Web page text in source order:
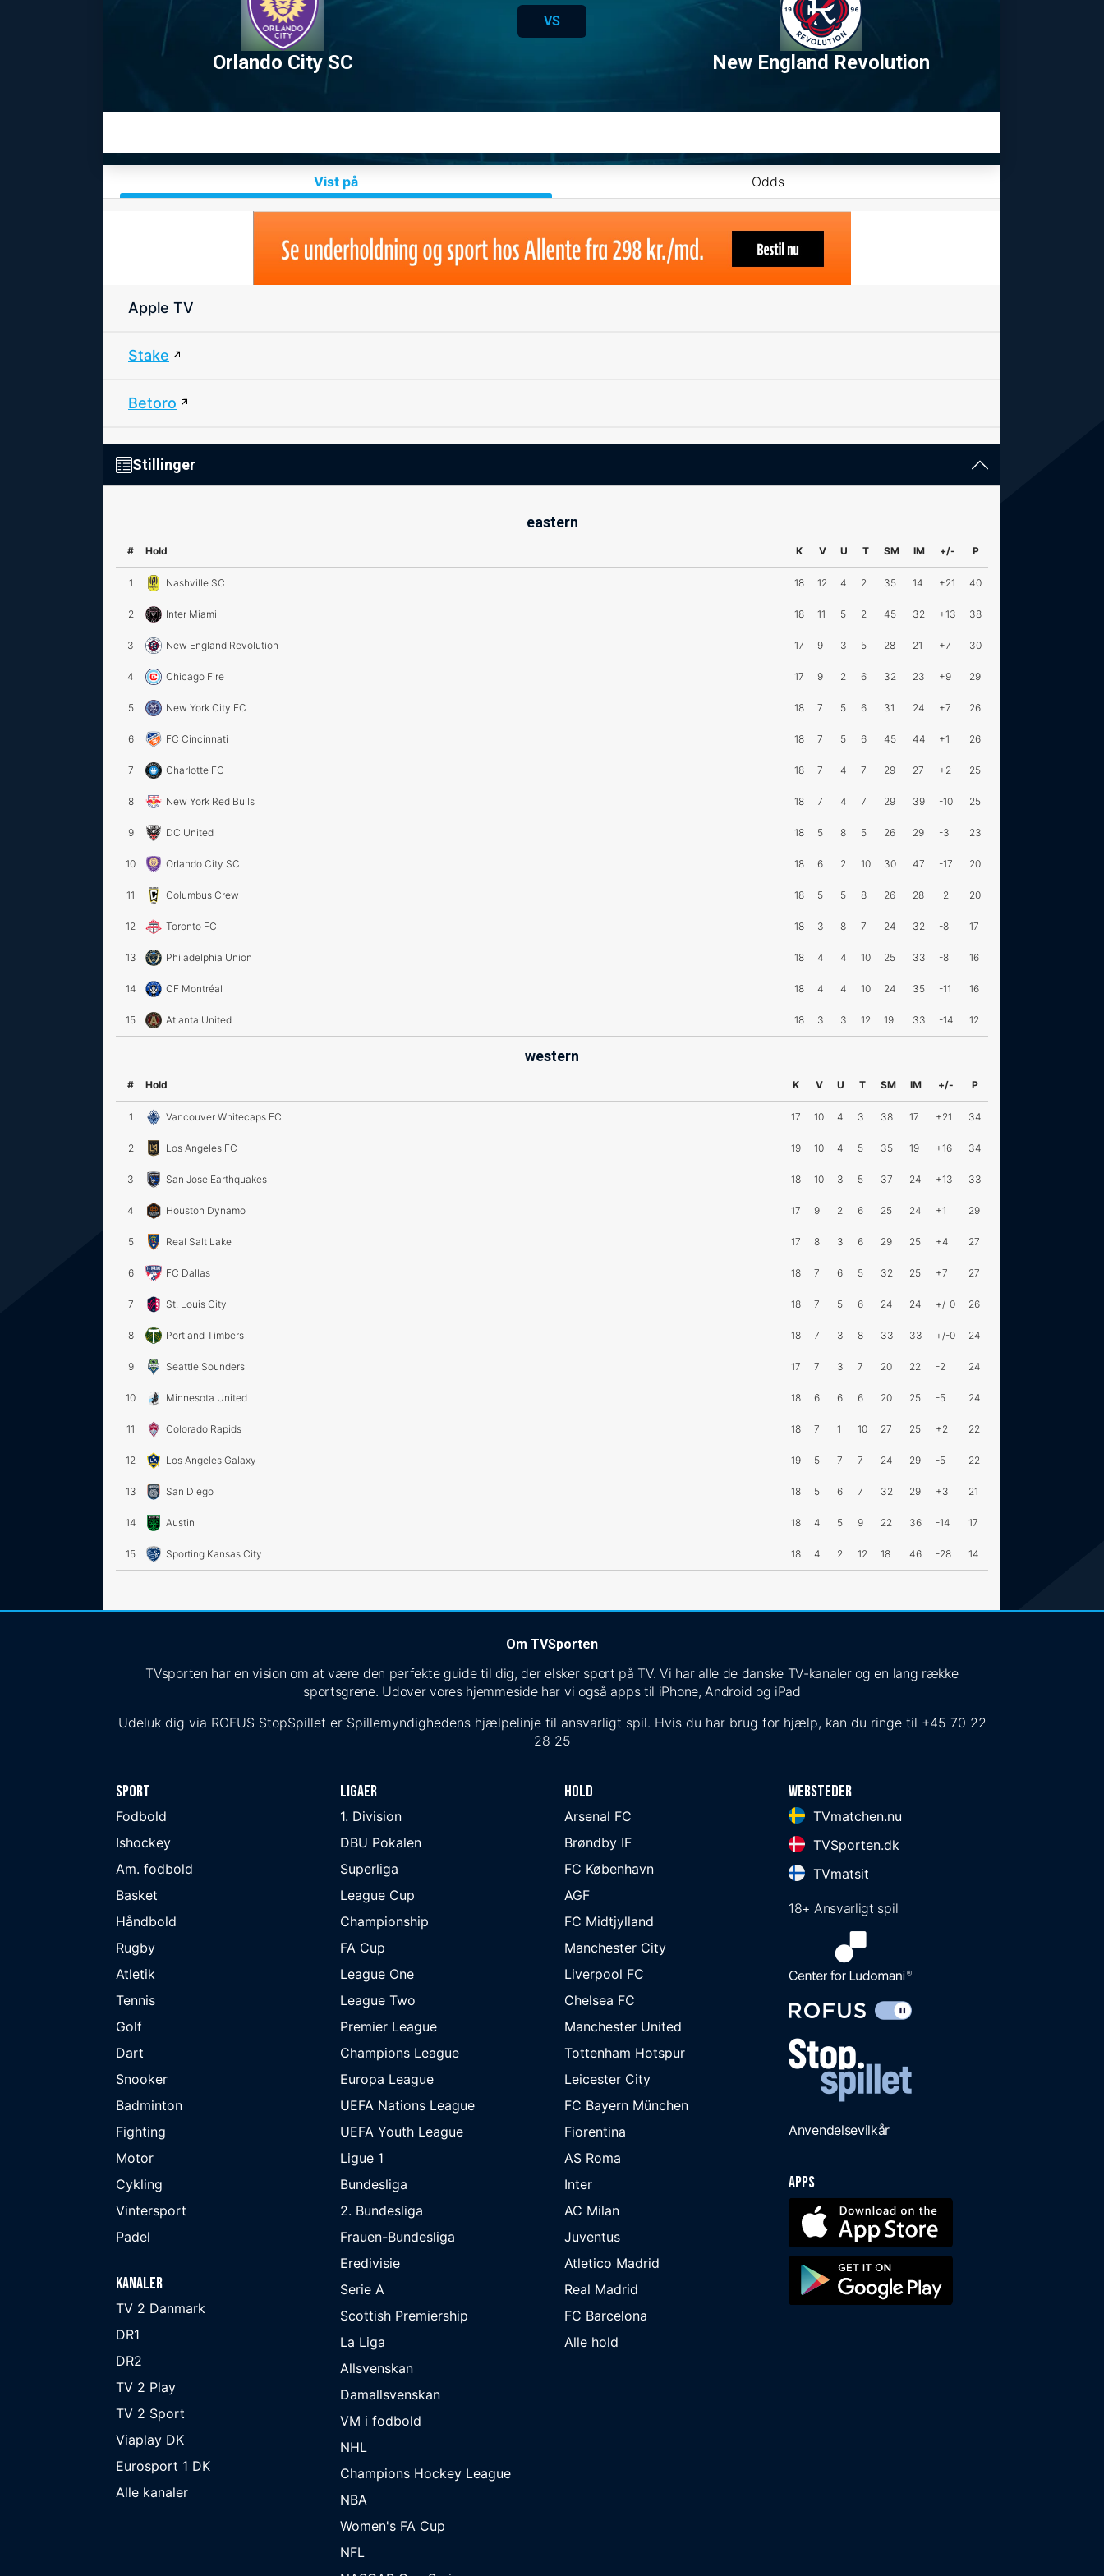
Orlando City SC
VS
New England Revolution
Vist på Odds
Apple TV
Stake
Betoro
Stillinger
eastern
# Hold K V U T SM IM +/- P
1 Nashville SC 18 12 4 2 35 14 +21 40
2 Inter Miami 18 11 5 2 45 32 +13 38
3 New England Revolution 17 9 3 5 28 21 +7 30
4 Chicago Fire 17 9 2 6 32 23 +9 29
5 New York City FC 18 7 5 6 31 24 +7 26
6 FC Cincinnati 18 7 5 6 45 44 +1 26
7 Charlotte FC 18 7 4 7 29 27 +2 25
8 New York Red Bulls 18 7 4 7 29 39 -10 25
9 DC United 18 5 8 5 26 29 -3 23
10 Orlando City SC 18 6 2 10 30 47 -17 20
11 Columbus Crew 18 5 5 8 26 28 -2 20
12 Toronto FC 18 3 8 7 24 32 -8 17
13 Philadelphia Union 18 4 4 10 25 33 -8 16
14 CF Montréal 18 4 4 10 24 35 -11 16
15 Atlanta United 18 3 3 12 19 33 -14 12
western
# Hold K V U T SM IM +/- P
1 Vancouver Whitecaps FC 17 10 4 3 38 17 +21 34
2 Los Angeles FC 19 10 4 5 35 19 +16 34
3 San Jose Earthquakes 18 10 3 5 37 24 +13 33
4 Houston Dynamo 17 9 2 6 25 24 +1 29
5 Real Salt Lake 17 8 3 6 29 25 +4 27
6 FC Dallas 18 7 6 5 32 25 +7 27
7 St. Louis City 18 7 5 6 24 24 +/-0 26
8 Portland Timbers 18 7 3 8 33 33 +/-0 24
9 Seattle Sounders 17 7 3 7 20 22 -2 24
10 Minnesota United 18 6 6 6 20 25 -5 24
11 Colorado Rapids 18 7 1 10 27 25 +2 22
12 Los Angeles Galaxy 19 5 7 7 24 29 -5 22
13 San Diego 18 5 6 7 32 29 +3 21
14 Austin 18 4 5 9 22 36 -14 17
15 Sporting Kansas City 18 4 2 12 18 46 -28 14
Om TVSporten
TVsporten har en vision om at være den perfekte guide til dig, der elsker sport på TV. Vi har alle de danske TV-kanaler og en lang række
sportsgrene. Udover vores hjemmeside har vi også apps til iPhone, Android og iPad
Udeluk dig via ROFUS StopSpillet er Spillemyndighedens hjælpelinje til ansvarligt spil. Hvis du har brug for hjælp, kan du ringe til +45 70 22
28 25
Sport
Fodbold
Ishockey
Am. fodbold
Basket
Håndbold
Rugby
Atletik
Tennis
Golf
Dart
Snooker
Badminton
Fighting
Motor
Cykling
Vintersport
Padel
Kanaler
TV 2 Danmark
DR1
DR2
TV 2 Play
TV 2 Sport
Viaplay DK
Eurosport 1 DK
Alle kanaler
Ligaer
1. Division
DBU Pokalen
Superliga
League Cup
Championship
FA Cup
League One
League Two
Premier League
Champions League
Europa League
UEFA Nations League
UEFA Youth League
Ligue 1
Bundesliga
2. Bundesliga
Frauen-Bundesliga
Eredivisie
Serie A
Scottish Premiership
La Liga
Allsvenskan
Damallsvenskan
VM i fodbold
NHL
Champions Hockey League
NBA
Women's FA Cup
NFL
Hold
Arsenal FC
Brøndby IF
FC København
AGF
FC Midtjylland
Manchester City
Liverpool FC
Chelsea FC
Manchester United
Tottenham Hotspur
Leicester City
FC Bayern München
Fiorentina
AS Roma
Inter
AC Milan
Juventus
Atletico Madrid
Real Madrid
FC Barcelona
Alle hold
Websteder
TVmatchen.nu
TVSporten.dk
TVmatsit
18+ Ansvarligt spil
Anvendelsevilkår
Apps